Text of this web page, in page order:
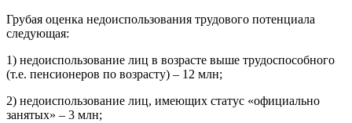
Грубая оценка недоиспользования трудового потенциала
следующая:
1) недоиспользование лиц в возрасте выше трудоспособного
(т.е. пенсионеров по возрасту) – 12 млн;
2) недоиспользование лиц, имеющих статус «официально
занятых» – 3 млн;